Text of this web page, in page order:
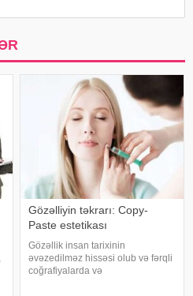
Gözəlliyin təkrarı: Copy-
Paste estetikası
Gözəllik insan tarixinin
əvəzedilməz hissəsi olub və fərqli
coğrafiyalarda və